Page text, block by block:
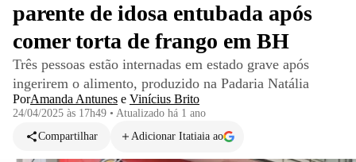
parente de idosa entubada após
comer torta de frango em BH
Três pessoas estão internadas em estado grave após
ingerirem o alimento, produzido na Padaria Natália
PorAmanda Antunes e Vinícius Brito
24/04/2025 às 17h49 • Atualizado há 1 ano
Compartilhar
Adicionar Itatiaia ao